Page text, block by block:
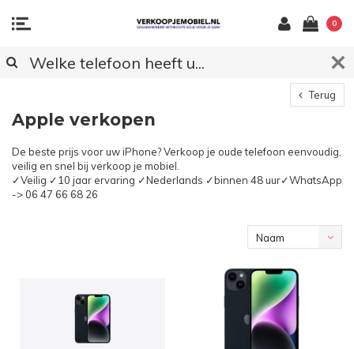
0
Terug
Apple verkopen
De beste prijs voor uw iPhone? Verkoop je oude telefoon eenvoudig,
veilig en snel bij verkoop je mobiel.
✓Veilig ✓10 jaar ervaring ✓Nederlands ✓binnen 48 uur✓WhatsApp
-> 06 47 66 68 26
Naam